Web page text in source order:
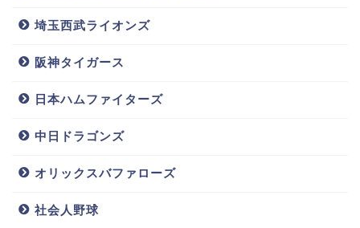
埼玉西武ライオンズ
阪神タイガース
日本ハムファイターズ
中日ドラゴンズ
オリックスバファローズ
社会人野球